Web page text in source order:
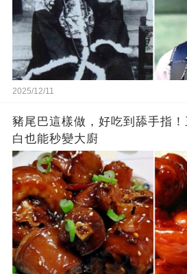
2025/12/11
豬尾巴這樣做，好吃到舔手指
白也能秒變大廚